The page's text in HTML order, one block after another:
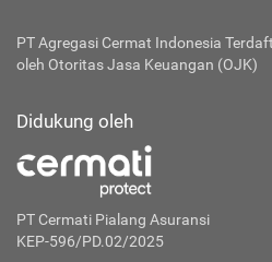
PT Agregasi Cermat Indonesia
oleh Otoritas Jasa Keuangan (OJK)
Didukung oleh
PT Cermati Pialang Asuransi
KEP-596/PD.02/2025